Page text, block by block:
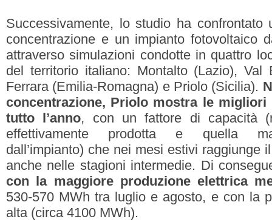
Successivamente, lo studio ha confrontato
concentrazione e un impianto fotovoltaico
attraverso simulazioni condotte in quattro
del territorio italiano: Montalto (Lazio), Val
Ferrara (Emilia-Romagna) e Priolo (Sicilia).
concentrazione, Priolo mostra le migliori
tutto l’anno, con un fattore di capacità
effettivamente prodotta e quella
dall’impianto) che nei mesi estivi raggiunge
anche nelle stagioni intermedie. Di
con la maggiore produzione elettrica
530-570 MWh tra luglio e agosto, e con la
alta (circa 4100 MWh).